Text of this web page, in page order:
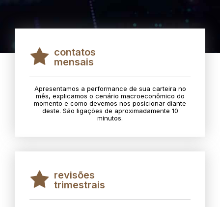
contatos
mensais
Apresentamos a performance de sua carteira no
mês, explicamos o cenário macroeconômico do
momento e como devemos nos posicionar diante
deste. São ligações de aproximadamente 10
minutos.
revisões
trimestrais